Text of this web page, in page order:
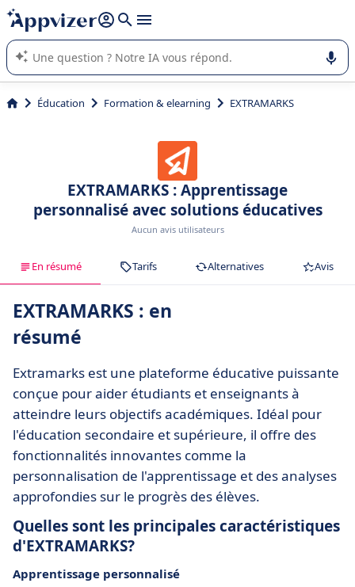
répondre (plusieurs lignes avec
L'IA de Appvizer vous guide dans l'utilisation ou la sélection de
logiciel SaaS en entreprise.
Éducation Formation & elearning EXTRAMARKS
EXTRAMARKS : Apprentissage
personnalisé avec solutions éducatives
Aucun avis utilisateurs
En résumé Tarifs Alternatives Avis
EXTRAMARKS : en
résumé
Extramarks est une plateforme éducative puissante
conçue pour aider étudiants et enseignants à
atteindre leurs objectifs académiques. Idéal pour
l'éducation secondaire et supérieure, il offre des
fonctionnalités innovantes comme la
personnalisation de l'apprentissage et des analyses
approfondies sur le progrès des élèves.
Quelles sont les principales caractéristiques
d'EXTRAMARKS?
Apprentissage personnalisé